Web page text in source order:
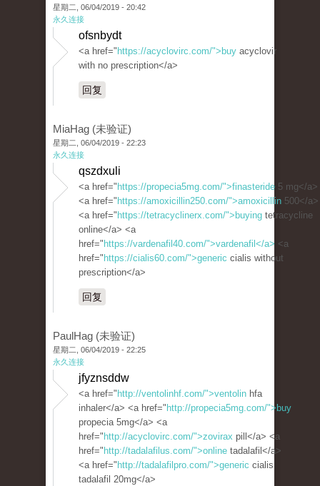
星期二, 06/04/2019 - 20:42
永久连接
ofsnbydt
<a href=" https://acyclovirc.com/">buy acyclovir
with no prescription</a>
回复
MiaHag (未验证)
星期二, 06/04/2019 - 22:23
永久连接
qszdxuli
<a href=" https://propecia5mg.com/">finasteride 5 mg</a>
<a href=" https://amoxicillin250.com/">amoxicillin 500</a>
<a href=" https://tetracyclinerx.com/">buying tetracycline
online</a> <a
href=" https://vardenafil40.com/">vardenafil</a> <a
href=" https://cialis60.com/">generic cialis without
prescription</a>
回复
PaulHag (未验证)
星期二, 06/04/2019 - 22:25
永久连接
jfyznsddw
<a href=" http://ventolinhf.com/">ventolin hfa
inhaler</a> <a href=" http://propecia5mg.com/">buy
propecia 5mg</a> <a
href=" http://acyclovirc.com/">zovirax pill</a> <a
href=" http://tadalafilus.com/">online tadalafil</a>
<a href=" http://tadalafilpro.com/">generic cialis
tadalafil 20mg</a>